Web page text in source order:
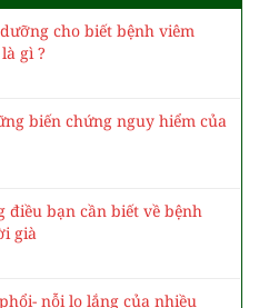
cho biết bệnh viêm
gì ?
biến chứng nguy hiểm của
điều bạn cần biết về bệnh
già
nỗi lo lắng của nhiều